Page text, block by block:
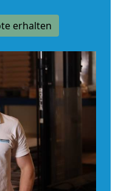
erhalten